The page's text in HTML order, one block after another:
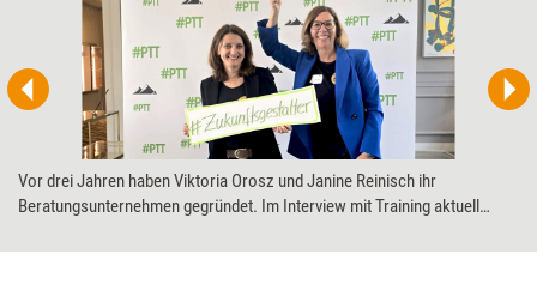
Vor drei Jahren haben Viktoria Orosz und Janine Reinisch ihr
Beratungsunternehmen gegründet. Im Interview mit Training aktuell
sowie von ihrer Vorstellung, wie Weiterbildung in zehn Jahren sein